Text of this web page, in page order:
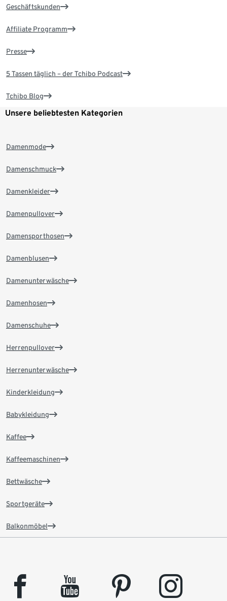
Geschäftskunden
Affiliate Programm
Presse
5 Tassen täglich – der Tchibo Podcast
Tchibo Blog
Unsere beliebtesten Kategorien
Damenmode
Damenschmuck
Damenkleider
Damenpullover
Damensporthosen
Damenblusen
Damenunterwäsche
Damenhosen
Damenschuhe
Herrenpullover
Herrenunterwäsche
Kinderkleidung
Babykleidung
Kaffee
Kaffeemaschinen
Bettwäsche
Sportgeräte
Balkonmöbel
facebook youtube pinterest instagram